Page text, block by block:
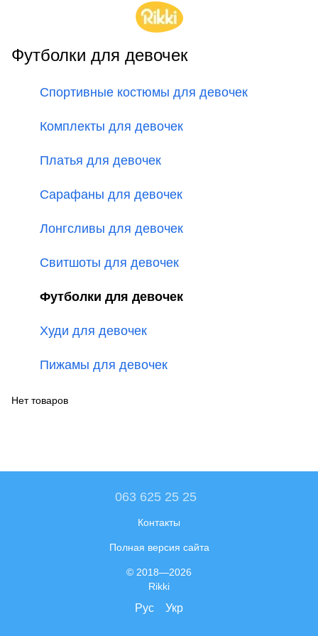
Футболки для девочек
Спортивные костюмы для девочек
Комплекты для девочек
Платья для девочек
Сарафаны для девочек
Лонгсливы для девочек
Свитшоты для девочек
Футболки для девочек
Худи для девочек
Пижамы для девочек
Нет товаров
063 625 25 25
Контакты
Полная версия сайта
© 2018—2026
Rikki
Рус Укр